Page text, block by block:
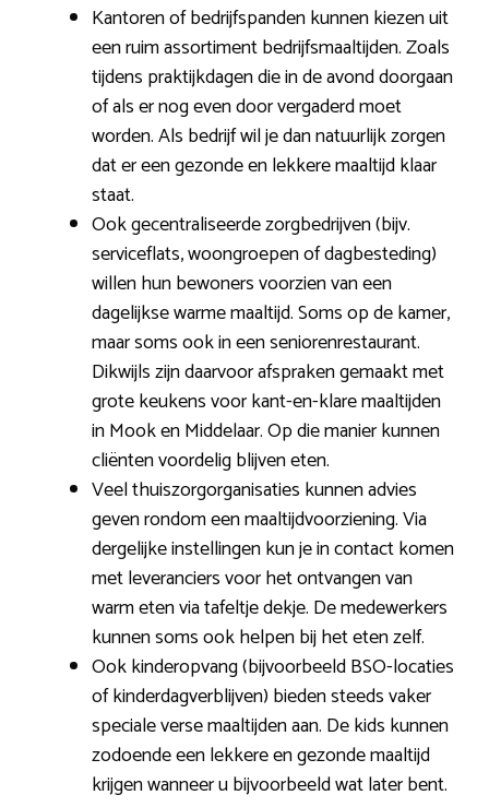
Kantoren of bedrijfspanden kunnen kiezen uit
een ruim assortiment bedrijfsmaaltijden. Zoals
tijdens praktijkdagen die in de avond doorgaan
of als er nog even door vergaderd moet
worden. Als bedrijf wil je dan natuurlijk zorgen
dat er een gezonde en lekkere maaltijd klaar
staat.
Ook gecentraliseerde zorgbedrijven (bijv.
serviceflats, woongroepen of dagbesteding)
willen hun bewoners voorzien van een
dagelijkse warme maaltijd. Soms op de kamer,
maar soms ook in een seniorenrestaurant.
Dikwijls zijn daarvoor afspraken gemaakt met
grote keukens voor kant-en-klare maaltijden
in Mook en Middelaar. Op die manier kunnen
cliënten voordelig blijven eten.
Veel thuiszorgorganisaties kunnen advies
geven rondom een maaltijdvoorziening. Via
dergelijke instellingen kun je in contact komen
met leveranciers voor het ontvangen van
warm eten via tafeltje dekje. De medewerkers
kunnen soms ook helpen bij het eten zelf.
Ook kinderopvang (bijvoorbeeld BSO-locaties
of kinderdagverblijven) bieden steeds vaker
speciale verse maaltijden aan. De kids kunnen
zodoende een lekkere en gezonde maaltijd
krijgen wanneer u bijvoorbeeld wat later bent.